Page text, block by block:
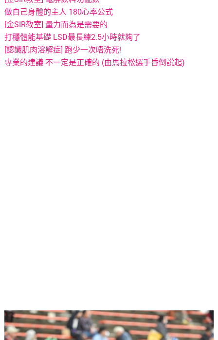
做自己身體的主人 180心率公式
[金SIR教室] 量力而為是需要的
打穩體能基礎 LSD最長練2.5小時就夠了
[認識肌肉溶解症] 跑少一次唔洗死!
專業的建議 不一定是正確的 (由馬拉松選手昏倒說起)